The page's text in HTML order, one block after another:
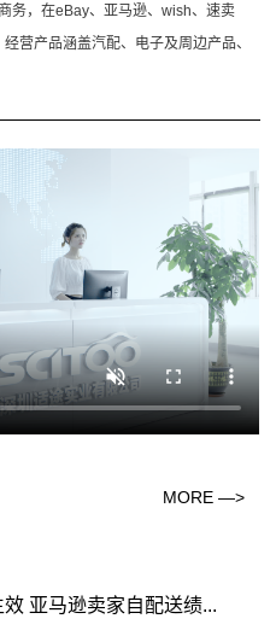
务，在eBay、亚马逊、wish、速卖
营产品涵盖汽配、电子及周边产品、
MORE —>
亚马逊卖家自配送绩...